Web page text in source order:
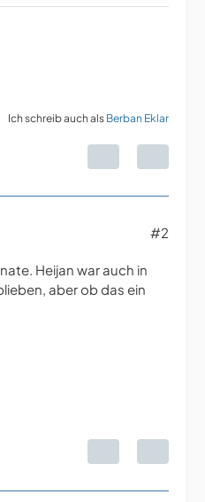
Ich schreib auch als Berban Eklar
#2
Heijan war auch in
aber ob das ein